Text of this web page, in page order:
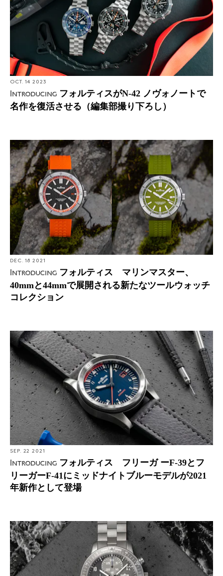
OCT. 14 2023
Introducing フォルティスがN-42 ノヴォノートで
名作を復活させる（編集部撮り下ろし）
DEC. 18 2021
Introducing フォルティス マリンマスター、
40mmと44mmで展開される新たなツールウォッチ
コレクション
SEP. 22 2021
Introducing フォルティス フリーガ ーF-39とフ
リーガーF-41にミッドナイトブルーモデルが2021
年新作として登場